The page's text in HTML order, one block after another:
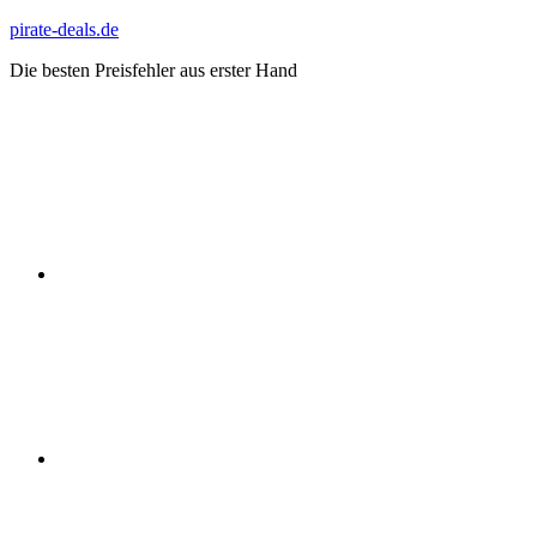
Zum
springen
pirate-deals.de
Die besten Preisfehler aus erster Hand